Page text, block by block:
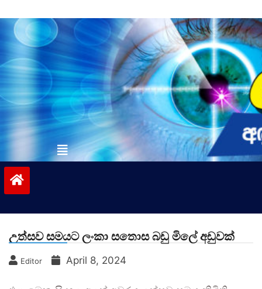
to
contentvinivida.lk
උත්සව සමයට ලංකා සතොස බඩු මිලේ අඩුවක්
Editor April 8, 2024